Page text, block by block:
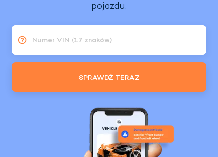
pojazdu.
Numer VIN (17 znaków)
SPRAWDŹ TERAZ